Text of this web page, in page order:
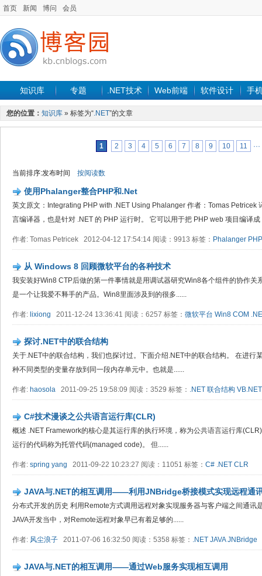
首页 新闻 博问 会员
知识库 专题 .NET技术 Web前端 软件设计 手
您的位置： 知识库 » 标签为“.NET”的文章
1 2 3 4 5 6 7 8 9 10 11 ···
当前排序:发布时间 按阅读数
使用Phalanger整合PHP和.Net
英文原文：Integrating PHP with .NET Using Phalanger 作者：Tomas Petricek
言编译器，也是针对 .NET 的 PHP 运行时。 它可以用于把 PHP web 项目编译成
作者: Tomas Petricek 2012-04-12 17:54:14 阅读：9913 标签： Phalanger PHP
从 Windows 8 回顾微软平台的各种技术
我安装好Win8 CTP后做的第一件事情就是用调试器研究Win8各个组件的协作关
是一个让我爱不释手的产品。Win8里面涉及到的很多......
作者: lixiong 2011-12-24 13:36:41 阅读：6257 标签： 微软平台 Win8 COM
探讨.NET中的联合结构
关于.NET中的联合结构，我们也探讨过。下面介绍.NET中的联合结构。 在进行
种不同类型的变量存放到同一段内存单元中。也就是......
作者: haosola 2011-09-25 19:58:09 阅读：3529 标签： .NET 联合结构 VB.NET
C#技术漫谈之公共语言运行库(CLR)
概述 .NET Framework的核心是其运行库的执行环境，称为公共语言运行库
运行的代码称为托管代码(managed code)。 但......
作者: spring yang 2011-09-22 10:23:27 阅读：11051 标签： C# .NET CLR
JAVA与.NET的相互调用——利用JNBridge桥接模式实现远程通
分布式开发的历史 利用Remote方式调用远程对象实现服务器与客户端之间通讯
JAVA开发当中，对Remote远程对象早已有着足够的......
作者: 风尘浪子 2011-07-06 16:32:50 阅读：5358 标签： .NET JAVA JNBridge
JAVA与.NET的相互调用——通过Web服务实现相互调用